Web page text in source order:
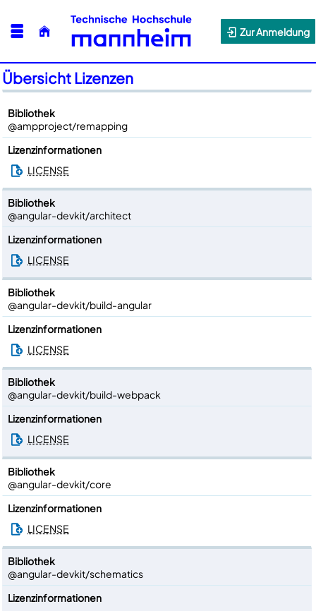
Zur Anmeldung
Übersicht Lizenzen
Bibliothek
@ampproject/remapping
Lizenzinformationen
LICENSE
Bibliothek
@angular-devkit/architect
Lizenzinformationen
LICENSE
Bibliothek
@angular-devkit/build-angular
Lizenzinformationen
LICENSE
Bibliothek
@angular-devkit/build-webpack
Lizenzinformationen
LICENSE
Bibliothek
@angular-devkit/core
Lizenzinformationen
LICENSE
Bibliothek
@angular-devkit/schematics
Lizenzinformationen